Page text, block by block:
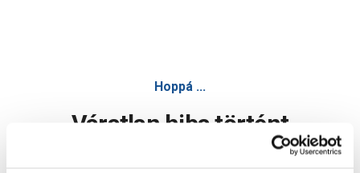
Hoppá ...
Váratlan hiba történt